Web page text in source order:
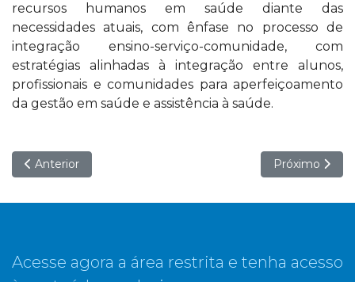
recursos humanos em saúde diante das
necessidades atuais, com ênfase no processo de
integração ensino-serviço-comunidade, com
estratégias alinhadas à integração entre alunos,
profissionais e comunidades para aperfeiçoamento
da gestão em saúde e assistência à saúde.
Artigo anterior: Sobre o portal do Pet-Saúde
Anterior Próximo
Próximo
Acesse agora a área restrita e tenha acesso